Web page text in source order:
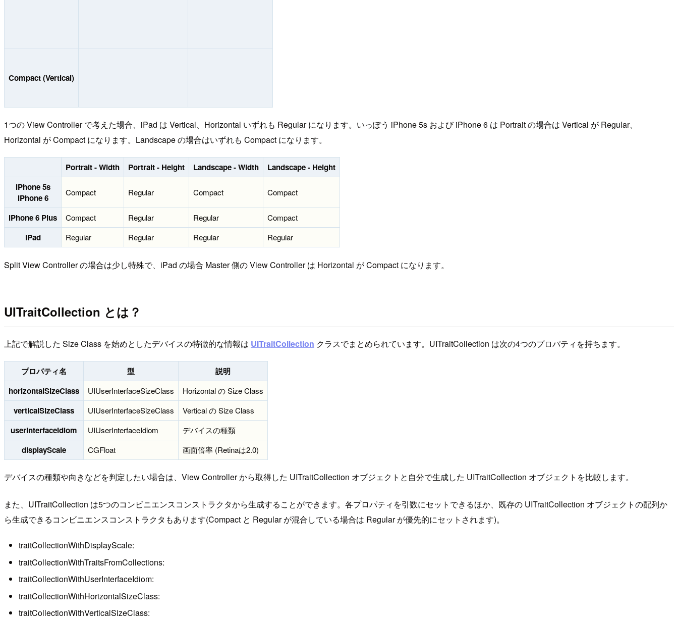
Compact (Vertical)
1つの View Controller で考えた場合、iPad は Vertical、Horizontal いずれも Regular になります。いっぽう iPhone 5s および iPhone 6 は Portrait の場合は Vertical が Regular、
Horizontal が Compact になります。Landscape の場合はいずれも Compact になります。
Portrait - Width Portrait - Height Landscape - Width
Landscape - Height
iPhone 5s
iPhone 6
Compact Regular Compact Compact
iPhone 6 Plus Compact Regular Regular Compact
iPad Regular Regular Regular Regular
Split View Controller の場合は少し特殊で、iPad の場合 Master 側の View Controller は Horizontal が Compact になります。
UITraitCollection とは？
上記で解説した Size Class を始めとしたデバイスの特徴的な情報は UITraitCollection クラスでまとめられています。UITraitCollection は次の4つのプロパティを持ちます。
プロパティ名 型
説明
horizontalSizeClass
UIUserInterfaceSizeClass Horizontal の Size Class
verticalSizeClass UIUserInterfaceSizeClass Vertical の Size Class
userInterfaceIdiom UIUserInterfaceIdiom デバイスの種類
displayScale CGFloat 画面倍率 (Retinaは2.0)
デバイスの種類や向きなどを判定したい場合は、View Controller から取得した UITraitCollection オブジェクトと自分で生成した UITraitCollection オブジェクトを比較します。
また、UITraitCollection は5つのコンビニエンスコンストラクタから生成することができます。各プロパティを引数にセットできるほか、既存の UITraitCollection オブジェクトの配列か
ら生成できるコンビニエンスコンストラクタもあります(Compact と Regular が混合している場合は Regular が優先的にセットされます)。
traitCollectionWithDisplayScale:
traitCollectionWithTraitsFromCollections:
traitCollectionWithUserInterfaceIdiom:
traitCollectionWithHorizontalSizeClass:
traitCollectionWithVerticalSizeClass: